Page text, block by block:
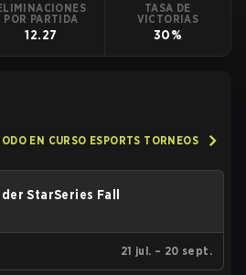
POR PARTIDA
12.27
TASA DE
VICTORIAS
30%
EN CURSO ESPORTS TORNEOS
StarSeries Fall
21 jul. – 20 sept.